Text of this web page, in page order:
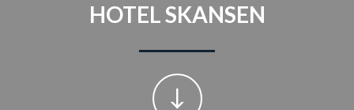
HOTEL SKANSEN